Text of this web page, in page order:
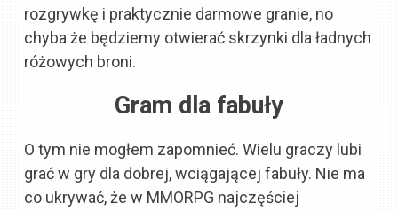
rozgrywkę i praktycznie darmowe granie, no
chyba że będziemy otwierać skrzynki dla ładnych
różowych broni.
Gram dla fabuły
O tym nie mogłem zapomnieć. Wielu graczy lubi
grać w gry dla dobrej, wciągającej fabuły. Nie ma
co ukrywać, że w MMORPG najczęściej